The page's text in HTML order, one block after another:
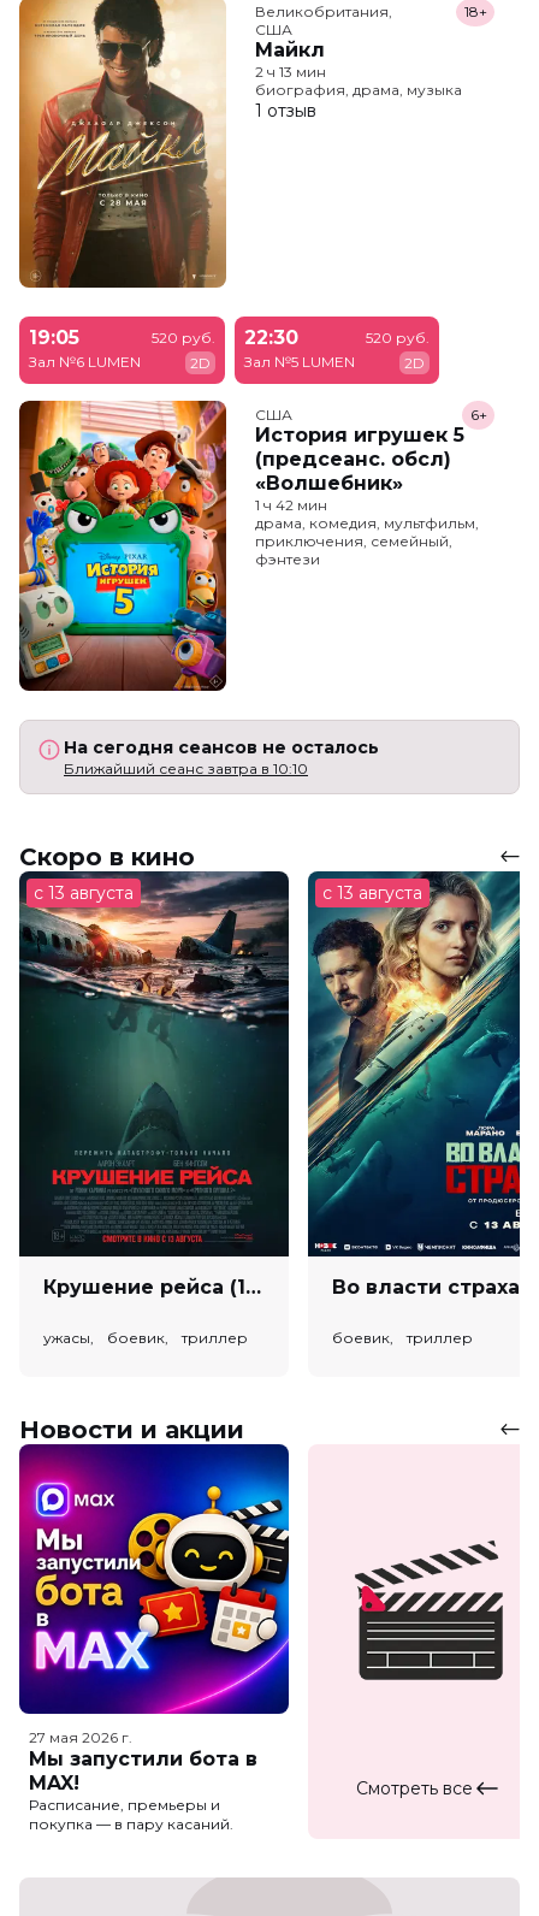
Великобритания,
США
Майкл
18+
2 ч 13 мин
биография, драма, музыка
1 отзыв
19:05
Зал №6 LUMEN
520 руб.
2D
22:30
Зал №5 LUMEN
520 руб.
2D
США
История игрушек 5
(предсеанс. обсл)
«Волшебник»
6+
1 ч 42 мин
драма, комедия, мультфильм,
приключения, семейный,
фэнтези
На сегодня сеансов не осталось
Ближайший сеанс завтра в 10:10
Скоро в кино
с 13 августа
Крушение рейса (18+)
ужасы, боевик, триллер
с 13 августа
боевик, триллер
Новости и акции
27 мая 2026 г.
Мы запустили бота в
MAX!
Расписание, премьеры и
покупка — в пару касаний.
Смотреть все